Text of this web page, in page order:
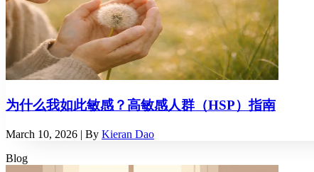
为什么我如此敏感？高敏感人群（HSP）指南
March 10, 2026 | By Kieran Dao
Blog